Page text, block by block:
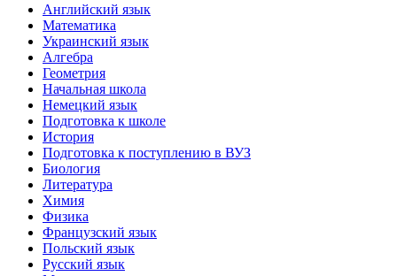
Английский язык
Математика
Украинский язык
Алгебра
Геометрия
Начальная школа
Немецкий язык
Подготовка к школе
История
Подготовка к поступлению в ВУЗ
Биология
Литература
Химия
Физика
Французский язык
Польский язык
Русский язык